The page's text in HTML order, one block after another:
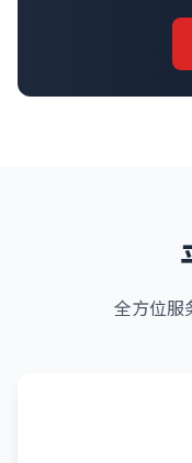
全方位服